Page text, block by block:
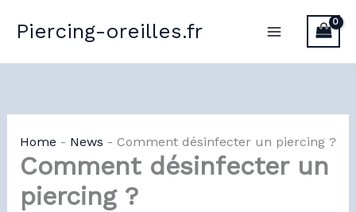
Piercing-oreilles.fr
Home - News - Comment désinfecter un piercing ?
Comment désinfecter un
piercing ?